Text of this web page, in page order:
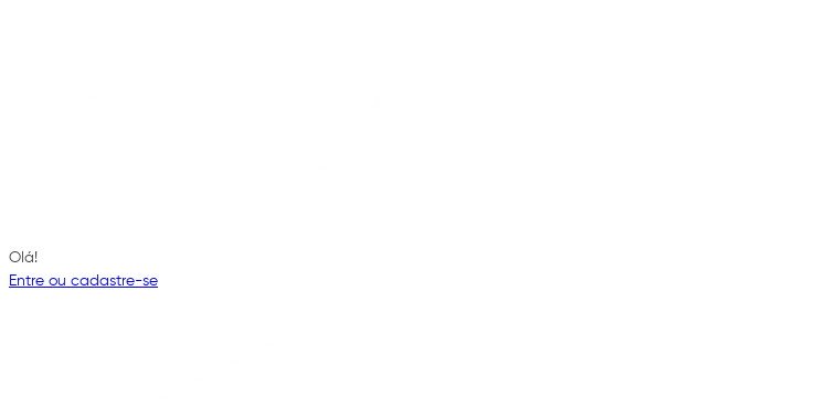
Olá!
Entre ou cadastre-se